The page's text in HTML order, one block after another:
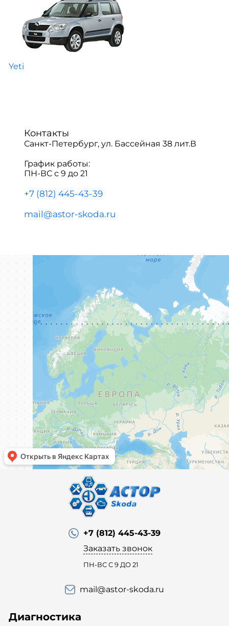
Yeti
Контакты
Санкт-Петербург, ул. Бассейная 38 лит.В
График работы:
ПН-ВС с 9 до 21
+7 (812) 445-43-39
mail@astor-skoda.ru
+7 (812) 445-43-39
Заказать звонок
ПН-ВС С 9 ДО 21
mail@astor-skoda.ru
Диагностика